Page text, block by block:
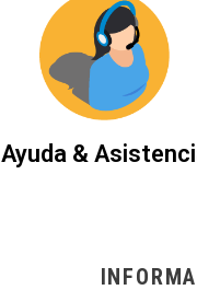
Ayuda &